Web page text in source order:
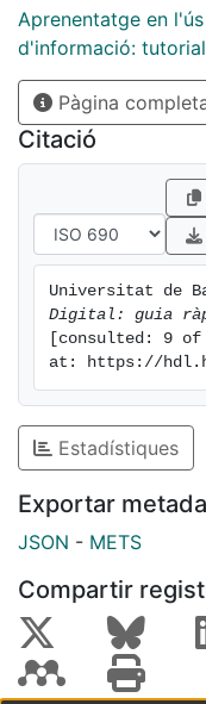
Aprenentatge en
d'informació:
Pàgina
Citació
Universitat de
Digital: guia
[consulted: 9
at: https://
Estadístiques
Exportar
JSON - METS
Compartir